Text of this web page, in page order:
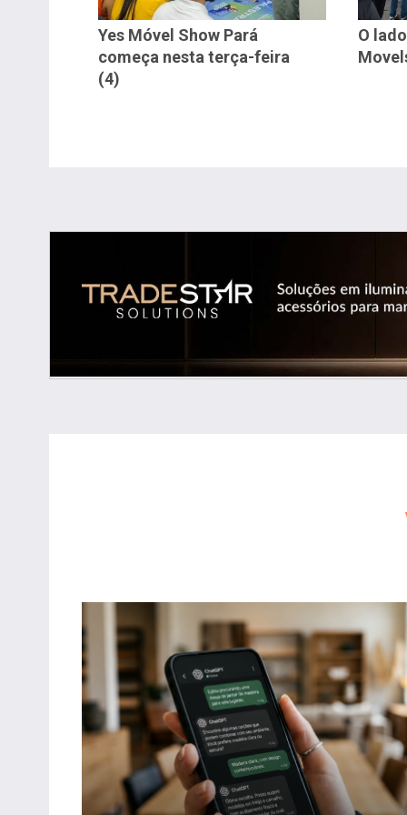
Yes Móvel Show Pará
começa nesta terça-feira
(4)
O